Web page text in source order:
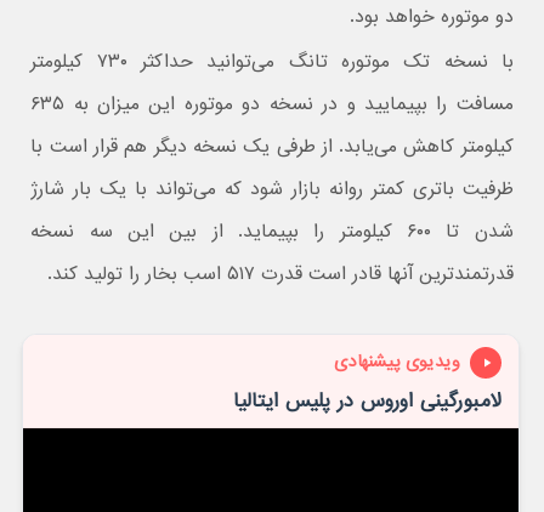
دو موتوره خواهد بود.
با نسخه تک موتوره تانگ می‌توانید حداکثر ۷۳۰ کیلومتر
مسافت را بپیمایید و در نسخه دو موتوره این میزان به ۶۳۵
کیلومتر کاهش می‌یابد. از طرفی یک نسخه دیگر هم قرار است با
ظرفیت باتری کمتر روانه بازار شود که می‌تواند با یک بار شارژ
شدن تا ۶۰۰ کیلومتر را بپیماید. از بین این سه نسخه
قدرتمندترین آنها قادر است قدرت ۵۱۷ اسب بخار را تولید کند.
ویدیوی پیشنهادی
لامبورگینی اوروس در پلیس ایتالیا